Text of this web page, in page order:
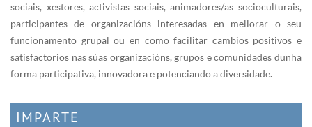
sociais, xestores, activistas sociais, animadores/as socioculturais,
participantes de organizacións interesadas en mellorar o seu
funcionamento grupal ou en como facilitar cambios positivos e
satisfactorios nas súas organizacións, grupos e comunidades dunha
forma participativa, innovadora e potenciando a diversidade.
IMPARTE